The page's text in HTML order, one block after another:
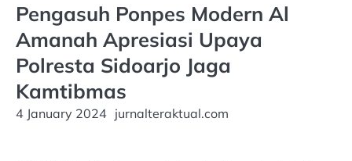
Pengasuh Ponpes Modern Al
Amanah Apresiasi Upaya
Polresta Sidoarjo Jaga
Kamtibmas
4 January 2024 jurnalteraktual.com